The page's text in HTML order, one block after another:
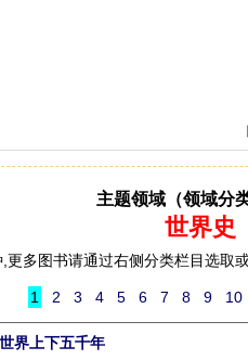
主题领域（领域分
世界史
多图书请通过右侧分类栏目选取
1 2 3 4 5 6 7 8 9 10
世界上下五千年